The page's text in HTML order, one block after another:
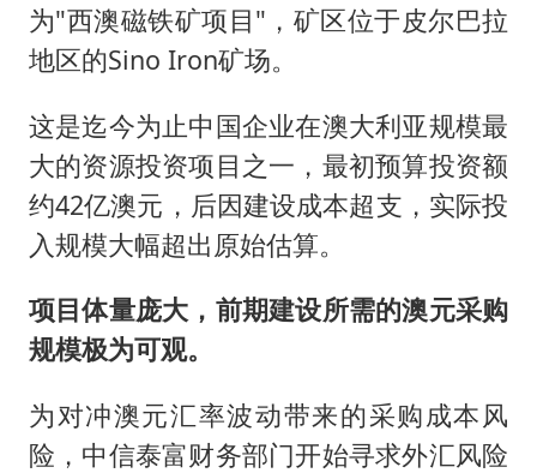
为"西澳磁铁矿项目"，矿区位于皮尔巴拉
地区的Sino Iron矿场。
这是迄今为止中国企业在澳大利亚规模最
大的资源投资项目之一，最初预算投资额
约42亿澳元，后因建设成本超支，实际投
入规模大幅超出原始估算。
项目体量庞大，前期建设所需的澳元采购
规模极为可观。
为对冲澳元汇率波动带来的采购成本风
险，中信泰富财务部门开始寻求外汇风险